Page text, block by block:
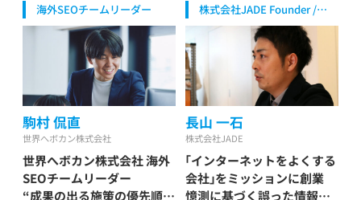
YMYL対応 / データ
分析（GA4・Search
Console） / AI活用 /
LLMO / アフィリエ
イト / SEO歴4～6年
用品・アパレル・家
事） / 健康食品・ウォ
ーターサーバー / レ
ンタル / 飲食・フー
ド・レストラン / 美
容・脱毛・サロン / ジ
ム・フィットネス /
金融・保険・投資 / 不
動産・住宅・工務店 /
教育・学習・スクール
/ 旅行・観光・ホテル /
エンタメ・メディア /
求人・転職・人材 / 士
ーカルSEO / ペナル
ティ解除 / YMYL対
応 / 特殊サイト対応
/ データ分析（GA4・
Search Console） /
SEO内製化支援 / AI
活用 / LLMO / MEO
/ 広告 / SNS / アフ
ィリエイト / ベンチ
ャー支援 / SEO歴7
～9年
海外SEOチームリーダー
駒村 侃直
世界へボカン株式会社
世界へボカン株式会社 海外
SEOチームリーダー
“成果の出る施策の優先順位
株式会社JADE Founder /
CSO
長山 一石
株式会社JADE
「インターネットをよくする
会社」をミッションに創業
憶測に基づく誤った情報が